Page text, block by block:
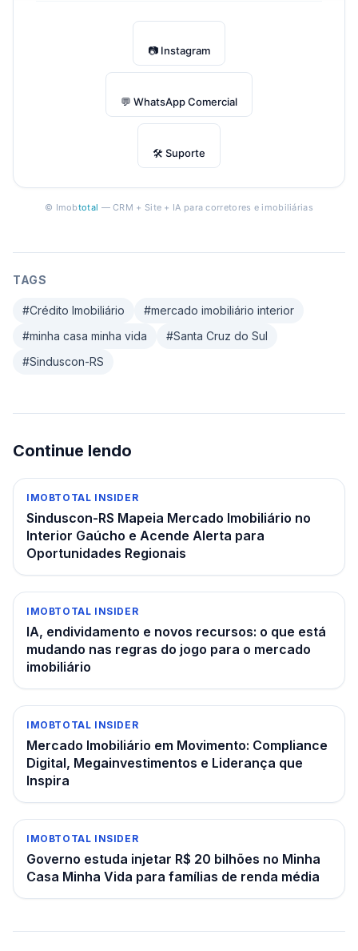
📷 Instagram
💬 WhatsApp Comercial
🛠 Suporte
© Imobtotal — CRM + Site + IA para corretores e imobiliárias
TAGS
#Crédito Imobiliário #mercado imobiliário interior
#minha casa minha vida #Santa Cruz do Sul
#Sinduscon-RS
Continue lendo
IMOBTOTAL INSIDER
Sinduscon-RS Mapeia Mercado Imobiliário no
Interior Gaúcho e Acende Alerta para
Oportunidades Regionais
IMOBTOTAL INSIDER
IA, endividamento e novos recursos: o que está
mudando nas regras do jogo para o mercado
imobiliário
IMOBTOTAL INSIDER
Mercado Imobiliário em Movimento: Compliance
Digital, Megainvestimentos e Liderança que
Inspira
IMOBTOTAL INSIDER
Governo estuda injetar R$ 20 bilhões no Minha
Casa Minha Vida para famílias de renda média